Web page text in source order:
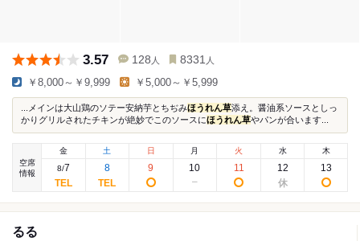
3.57 128 人 8331 人
￥8,000～￥9,999 ￥5,000～￥5,999
...メインは大山鶏のソテー安納芋とちぢみほうれん草添え。醤油系ソースとしっ
かりグリルされたチキンが絶妙でこのソースにほうれん草やパンが合います...
空席
情報
金
8/7
土
8
日
9
月
10
火
11
水
12
木
13
るる